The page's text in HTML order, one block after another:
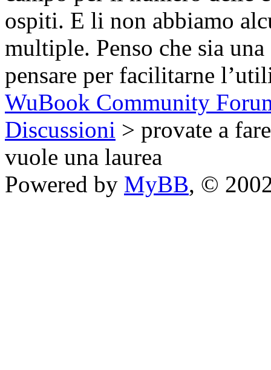
ospiti. E li non abbiamo
multiple. Penso che sia
pensare per facilitarne
WuBook Community
Discussioni > provate a
vuole una laurea
Powered by MyBB, ©